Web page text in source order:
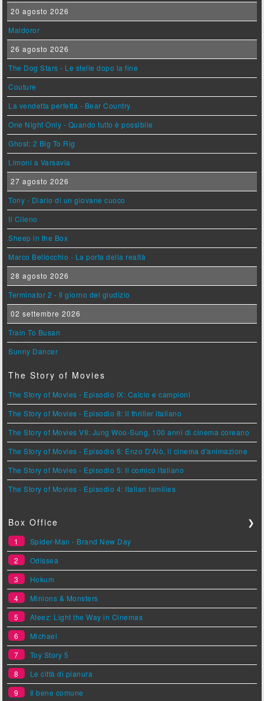
20 agosto 2026
Maldoror
26 agosto 2026
The Dog Stars - Le stelle dopo la fine
Couture
La vendetta perfetta - Bear Country
One Night Only - Quando tutto è possibile
Ghost: 2 Big To Rig
Limoni a Varsavia
27 agosto 2026
Tony - Diario di un giovane cuoco
Il Cileno
Sheep in the Box
Marco Bellocchio - La porta della realtà
28 agosto 2026
Terminator 2 - Il giorno del giudizio
02 settembre 2026
Train To Busan
Sunny Dancer
The Story of Movies
The Story of Movies - Episodio IX: Calcio e campioni
The Story of Movies - Episodio 8: Il thriller italiano
The Story of Movies VII: Jung Woo-Sung, 100 anni di cinema coreano
The Story of Movies - Episodio 6: Enzo D'Alò, il cinema d'animazione
The Story of Movies - Episodio 5: Il comico italiano
The Story of Movies - Episodio 4: Italian families
Box Office ❯
1
Spider-Man - Brand New Day
2
Odissea
3
Hokum
4
Minions & Monsters
5
Ateez: Light the Way in Cinemas
6
Michael
7
Toy Story 5
8
Le città di pianura
9
Il bene comune